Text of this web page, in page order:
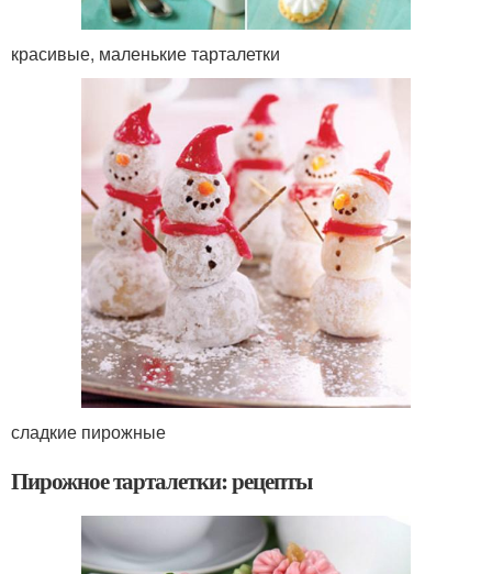
красивые, маленькие тарталетки
сладкие пирожные
Пирожное тарталетки: рецепты